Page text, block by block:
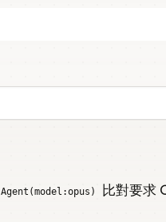
Agent(model:opus)
比對要求